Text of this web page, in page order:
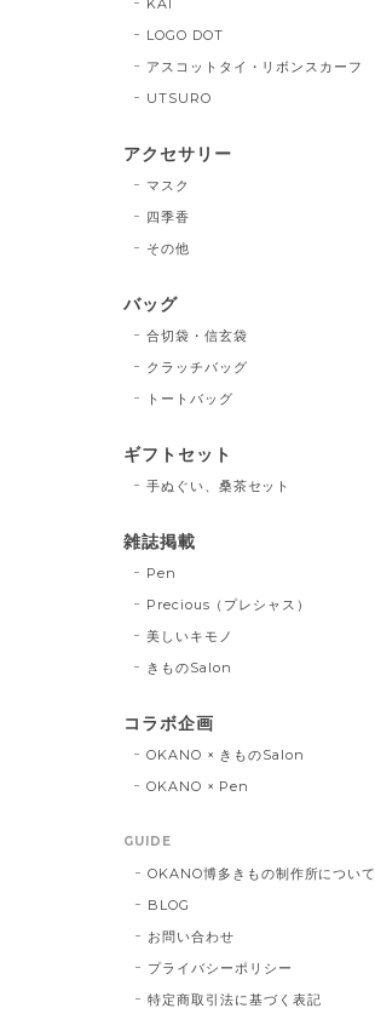
KAI
LOGO DOT
アスコットタイ・リボンスカーフ
UTSURO
アクセサリー
マスク
四季香
その他
バッグ
合切袋・信玄袋
クラッチバッグ
トートバッグ
ギフトセット
手ぬぐい、桑茶セット
雑誌掲載
Pen
Precious（プレシャス）
美しいキモノ
きものSalon
コラボ企画
OKANO × きものSalon
OKANO × Pen
GUIDE
OKANO博多きもの制作所について
BLOG
お問い合わせ
プライバシーポリシー
特定商取引法に基づく表記